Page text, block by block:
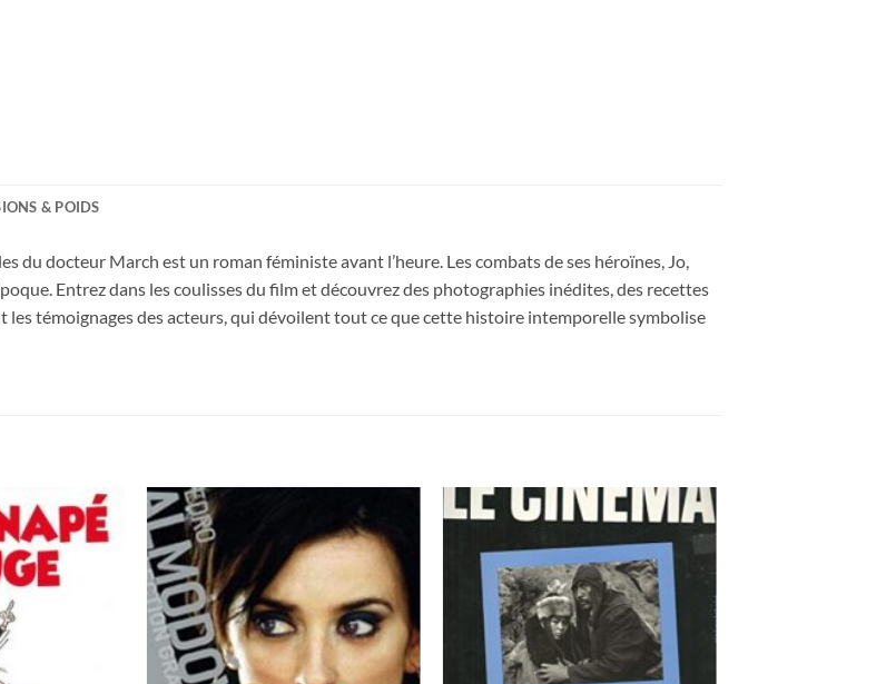
& POIDS
du docteur March est un roman féministe avant l’heure. Les combats de ses héroïnes, Jo,
Entrez dans les coulisses du film et découvrez des photographies inédites, des recettes
les témoignages des acteurs, qui dévoilent tout ce que cette histoire intemporelle symbolise